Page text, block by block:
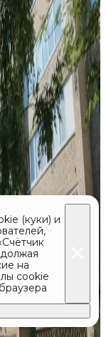
(куки) и
на
cookie